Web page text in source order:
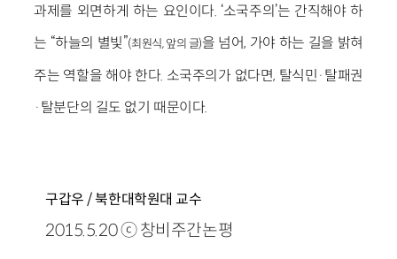
과제를 외면하게 하는 요인이다. ‘소국주의’는 간직해야 하
는 “하늘의 별빛”(최원식, 앞의 글)을 넘어, 가야 하는 길을 밝혀
주는 역할을 해야 한다. 소국주의가 없다면, 탈식민·탈패권
·탈분단의 길도 없기 때문이다.
구갑우 / 북한대학원대 교수
2015.5.20 ⓒ 창비주간논평